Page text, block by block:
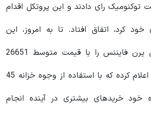
توکنومیک رای دادند و این پروتکل اقدام
کرد، اتفاق افتاد. تا به امروز، این
پروتکل 282.4 توکن یرن فایننس را با قیمت متوسط ​​26651
دلار خریداری کرده و اعلام کرده که با استفاده از وجوه خزانه 45
خود خریدهای بیشتری در آینده انجام